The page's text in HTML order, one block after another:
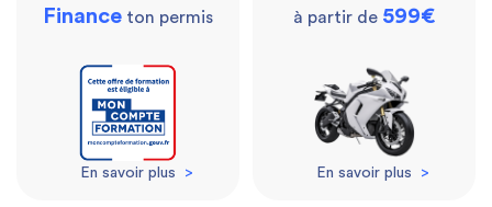
Finance ton permis
En savoir plus >
à partir de 599€
En savoir plus >